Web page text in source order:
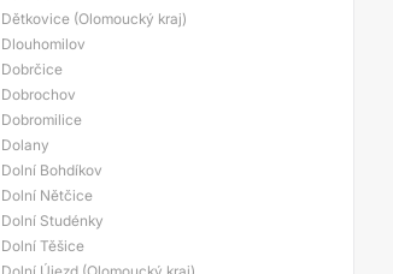
Dětkovice (Olomoucký kraj)
Dlouhomilov
Dobrčice
Dobrochov
Dobromilice
Dolany
Dolní Bohdíkov
Dolní Nětčice
Dolní Studénky
Dolní Těšice